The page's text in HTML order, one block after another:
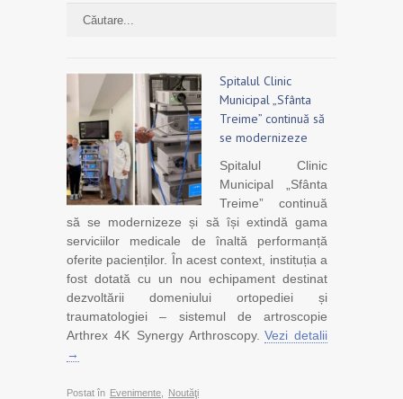
Spitalul Clinic
Municipal „Sfânta
Treime” continuă să
se modernizeze
Spitalul Clinic
Municipal „Sfânta
Treime” continuă
să se modernizeze și să își extindă gama
serviciilor medicale de înaltă performanță
oferite pacienților. În acest context, instituția a
fost dotată cu un nou echipament destinat
dezvoltării domeniului ortopediei și
traumatologiei – sistemul de artroscopie
Arthrex 4K Synergy Arthroscopy. Vezi detalii
→
Postat în Evenimente Noutăţi